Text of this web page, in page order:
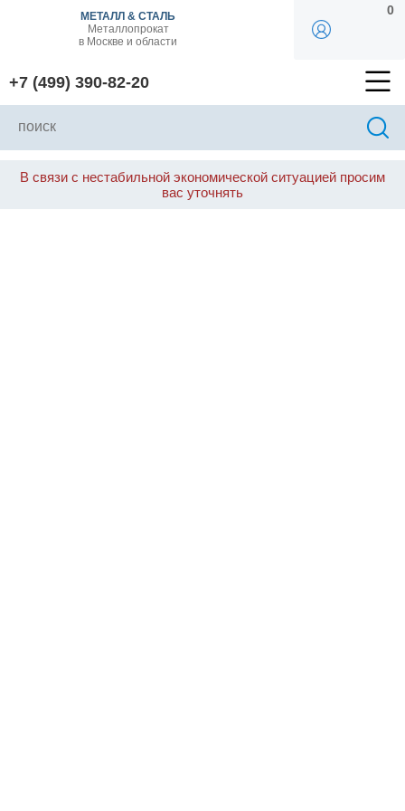
МЕТАЛЛ & СТАЛЬ
Металлопрокат
в Москве и области
+7 (499) 390-82-20
0
В связи с нестабильной экономической ситуацией просим
вас уточнять